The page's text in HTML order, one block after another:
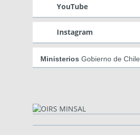
YouTube
Instagram
Ministerios Gobierno de Chile